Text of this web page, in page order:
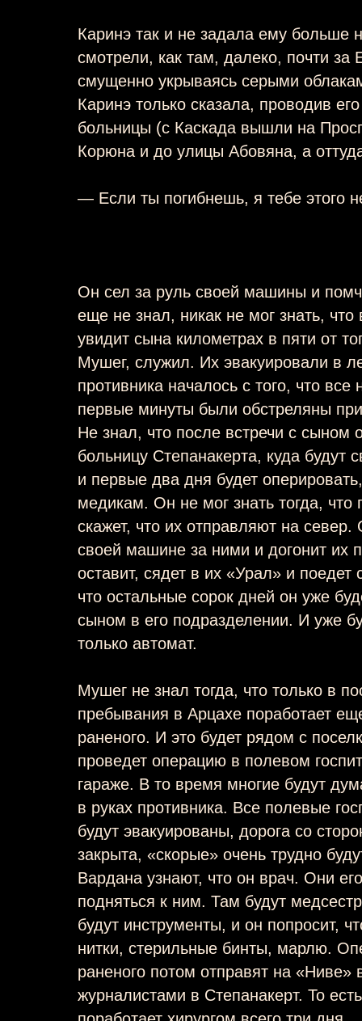
Каринэ так и не задала ему больше
смотрели, как там, далеко, почти за
смущенно укрываясь серыми
Каринэ только сказала, проводив
больницы (с Каскада вышли на
Корюна и до улицы Абовяна, а
— Если ты погибнешь, я тебе этого
Он сел за руль своей машины и
еще не знал, никак не мог знать,
увидит сына километрах в пяти от
Мушег, служил. Их эвакуировали в
противника началось с того, что
первые минуты были обстреляны
Не знал, что после встречи с сыном
больницу Степанакерта, куда будут
и первые два дня будет
медикам. Он не мог знать тогда,
скажет, что их отправляют на
своей машине за ними и догонит их
оставит, сядет в их «Урал» и
что остальные сорок дней он уже
сыном в его подразделении. И уже
только автомат.
Мушег не знал тогда, что только в
пребывания в Арцахе поработает
раненого. И это будет рядом с
проведет операцию в полевом
гараже. В то время многие будут
в руках противника. Все полевые
будут эвакуированы, дорога со
закрыта, «скорые» очень трудно
Вардана узнают, что он врач. Они
подняться к ним. Там будут
будут инструменты, и он попросит,
нитки, стерильные бинты, марлю.
раненого потом отправят на
журналистами в Степанакерт. То